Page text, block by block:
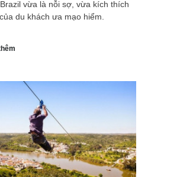
vừa là nỗi sợ, vừa kích thích
du khách ưa mạo hiểm.